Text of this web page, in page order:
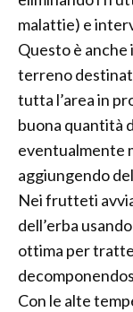
malattie) e
Questo è
terreno
tutta l’area in
buona quantità
eventualmente
aggiungendo
Nei frutteti
dell’erba
ottima per
Con le alte